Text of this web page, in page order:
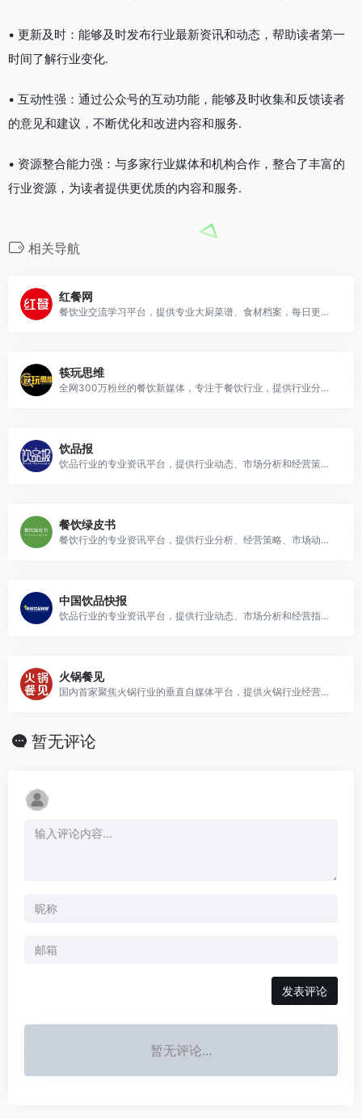
• 更新及时：能够及时发布行业最新资讯和动态，帮助读者第一
时间了解行业变化.
• 互动性强：通过公众号的互动功能，能够及时收集和反馈读者
的意见和建议，不断优化和改进内容和服务.
• 资源整合能力强：与多家行业媒体和机构合作，整合了丰富的
行业资源，为读者提供更优质的内容和服务.
相关导航
红餐网
餐饮业交流学习平台，提供专业大厨菜谱、食材档案，每日更新餐饮资讯和业内动态。
筷玩思维
全网300万粉丝的餐饮新媒体，专注于餐饮行业，提供行业分析、经营策略、品牌案例等内容。
饮品报
饮品行业的专业资讯平台，提供行业动态、市场分析和经营策略等内容.
餐饮绿皮书
餐饮行业的专业资讯平台，提供行业分析、经营策略、市场动态以及餐饮文化等内容，帮助餐饮企业和从业者把握行业趋势，提升经营水平.
中国饮品快报
饮品行业的专业资讯平台，提供行业动态、市场分析和经营指导等内容.
火锅餐见
国内首家聚焦火锅行业的垂直自媒体平台，提供火锅行业经营案例、行业趋势、资讯动态、火锅食材、人物专访等内容，同时通过商学院提供线下沙龙、深度课堂、线上微课等交流和学习机会.
暂无评论
发表评论
暂无评论...